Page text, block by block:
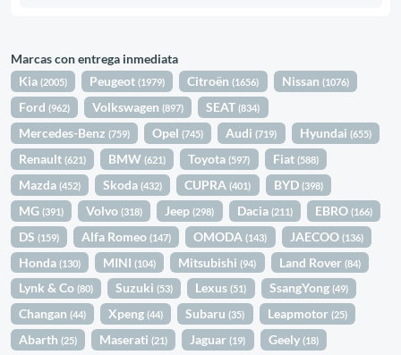
Marcas con entrega inmediata
Kia(2005) Peugeot(1979) Citroën(1656) Nissan (1076)
Ford(962) Volkswagen(897) SEAT(834)
Mercedes-Benz(759) Opel(745) Audi(719) Hyundai (655)
Renault(621) BMW(621) Toyota(597) Fiat (588)
Mazda(452) Skoda(432) CUPRA(401) BYD (398)
MG(391) Volvo(318) Jeep(298) Dacia (211) EBRO (166)
DS(159) Alfa Romeo(147) OMODA(143) JAECOO (136)
Honda(130) MINI(104) Mitsubishi(94) Land Rover (84)
Lynk & Co(80) Suzuki(53) Lexus(51) SsangYong (49)
Changan(44) Xpeng(44) Subaru(35) Leapmotor (25)
Abarth(25) Maserati(21) Jaguar(19) Geely (18)